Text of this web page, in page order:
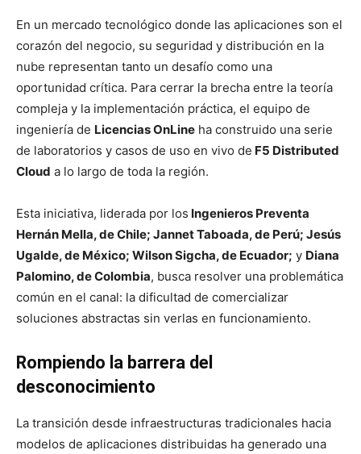
En un mercado tecnológico donde las aplicaciones son el
corazón del negocio, su seguridad y distribución en la
nube representan tanto un desafío como una
oportunidad crítica. Para cerrar la brecha entre la teoría
compleja y la implementación práctica, el equipo de
ingeniería de Licencias OnLine ha construido una serie
de laboratorios y casos de uso en vivo de F5 Distributed
Cloud a lo largo de toda la región.
Esta iniciativa, liderada por los Ingenieros Preventa
Hernán Mella, de Chile; Jannet Taboada, de Perú; Jesús
Ugalde, de México; Wilson Sigcha, de Ecuador; y Diana
Palomino, de Colombia, busca resolver una problemática
común en el canal: la dificultad de comercializar
soluciones abstractas sin verlas en funcionamiento.
Rompiendo la barrera del
desconocimiento
La transición desde infraestructuras tradicionales hacia
modelos de aplicaciones distribuidas ha generado una